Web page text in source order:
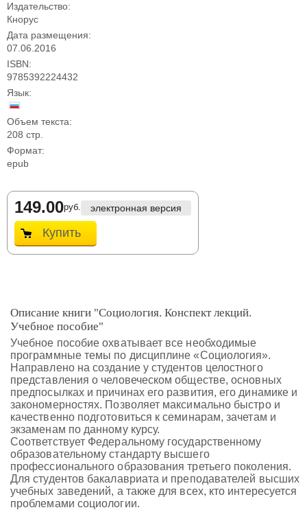
Издательство:
Кнорус
Дата размещения:
07.06.2016
ISBN:
9785392224432
Язык:
Объем текста:
208 стр.
Формат:
epub
149.00руб. электронная версия
Купить
Описание книги "Социология. Конспект лекций.
Учебное пособие"
Учебное пособие охватывает все необходимые
программные темы по дисциплине «Социология».
Направлено на создание у студентов целостного
представления о человеческом обществе, основных
предпосылках и причинах его развития, его динамике и
закономерностях. Позволяет максимально быстро и
качественно подготовиться к семинарам, зачетам и
экзаменам по данному курсу.
Соответствует Федеральному государственному
образовательному стандарту высшего
профессионального образования третьего поколения.
Для студентов бакалавриата и преподавателей высших
учебных заведений, а также для всех, кто интересуется
проблемами социологии.